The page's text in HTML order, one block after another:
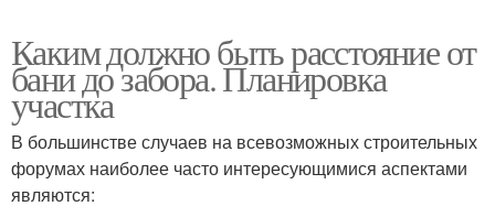
Каким должно быть расстояние от
бани до забора. Планировка
участка
В большинстве случаев на всевозможных строительных
форумах наиболее часто интересующимися аспектами
являются: